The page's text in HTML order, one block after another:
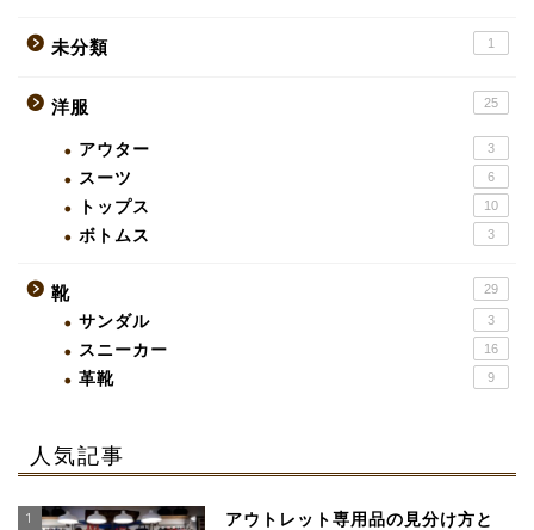
未分類 1
洋服 25
アウター 3
スーツ 6
トップス 10
ボトムス 3
靴 29
サンダル 3
スニーカー 16
革靴 9
人気記事
1
アウトレット専用品の見分け方と